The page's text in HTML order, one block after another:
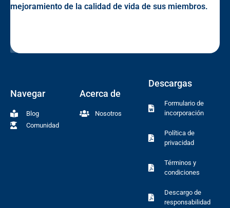
mejoramiento de la calidad de vida de sus miembros.
Navegar
Blog
Comunidad
Acerca de
Nosotros
Descargas
Formulario de
incorporación
Política de
privacidad
Términos y
condiciones
Descargo de
responsabilidad